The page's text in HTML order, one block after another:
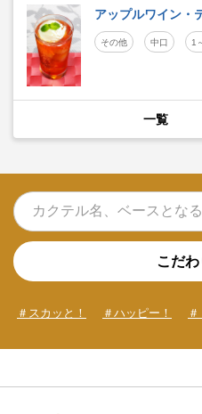
アップルワイン・
その他 中口 1
一覧
こだ
＃スカッと！ ＃ハッピー！